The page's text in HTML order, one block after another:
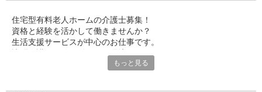
住宅型有料老人ホームの介護士募集！
資格と経験を活かして働きませんか？
生活支援サービスが中心のお仕事です。
利用者様とじっくり向き合えるのが魅力です♪
もっと見る